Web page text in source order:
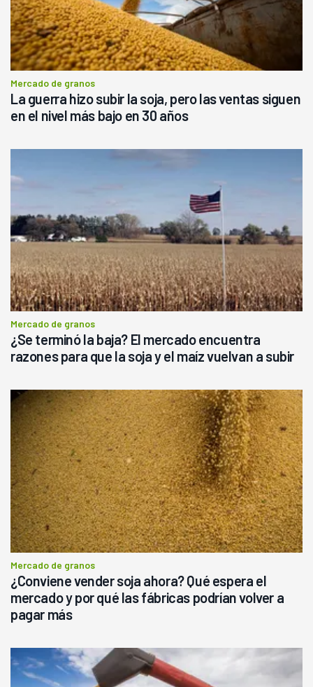
Mercado de granos
La guerra hizo subir la soja, pero las ventas siguen
en el nivel más bajo en 30 años
Mercado de granos
¿Se terminó la baja? El mercado encuentra
razones para que la soja y el maíz vuelvan a subir
Mercado de granos
¿Conviene vender soja ahora? Qué espera el
mercado y por qué las fábricas podrían volver a
pagar más